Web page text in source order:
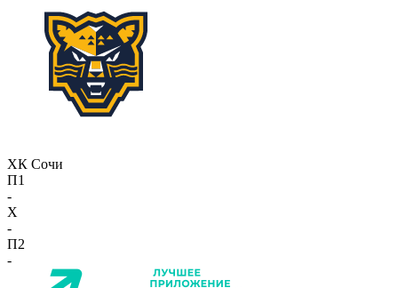
ХК Сочи
П1
-
X
-
П2
-